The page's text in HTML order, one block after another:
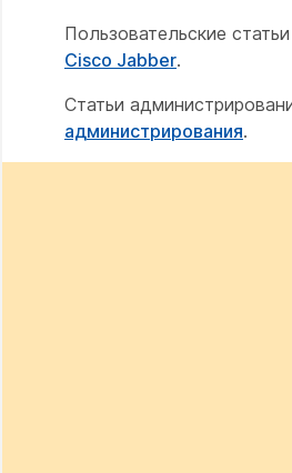
Пользовательские
Cisco Jabber.
Статьи
администрирования.